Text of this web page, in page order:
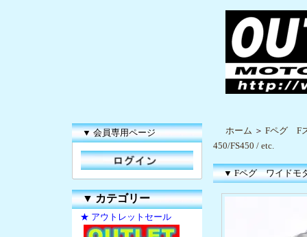
▼ 会員専用ページ
▼カテゴリー
★ アウトレットセール
ホーム ＞ Fペグ F
450/FS450 / etc.
▼ Fペグ ワイドモタ